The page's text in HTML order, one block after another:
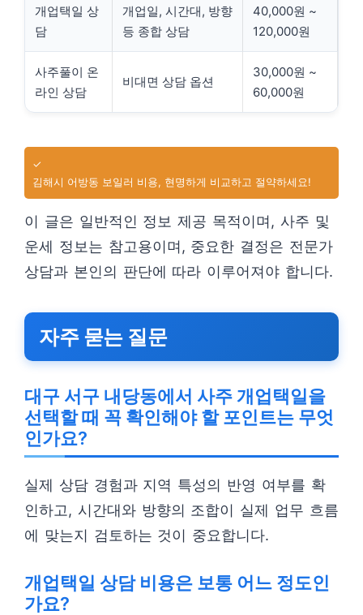
개업택일 상
담
개업일, 시간대, 방향
등 종합 상담
40,000원 ~
120,000원
사주풀이 온
라인 상담
비대면 상담 옵션
30,000원 ~
60,000원
✓
김해시 어방동 보일러 비용, 현명하게 비교하고 절약하세요!
이 글은 일반적인 정보 제공 목적이며, 사주 및
운세 정보는 참고용이며, 중요한 결정은 전문가
상담과 본인의 판단에 따라 이루어져야 합니다.
자주 묻는 질문
대구 서구 내당동에서 사주 개업택일을
선택할 때 꼭 확인해야 할 포인트는 무엇
인가요?
실제 상담 경험과 지역 특성의 반영 여부를 확
인하고, 시간대와 방향의 조합이 실제 업무 흐름
에 맞는지 검토하는 것이 중요합니다.
개업택일 상담 비용은 보통 어느 정도인
가요?